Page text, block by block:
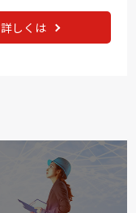
詳しくは